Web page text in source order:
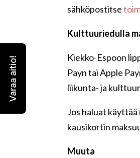
sähköpostitse
Kulttuuriedulla
Kiekko-Espoon
Payn tai Apple
liikunta- ja
Jos haluat
kausikortin
Muuta
Varaa aitio!